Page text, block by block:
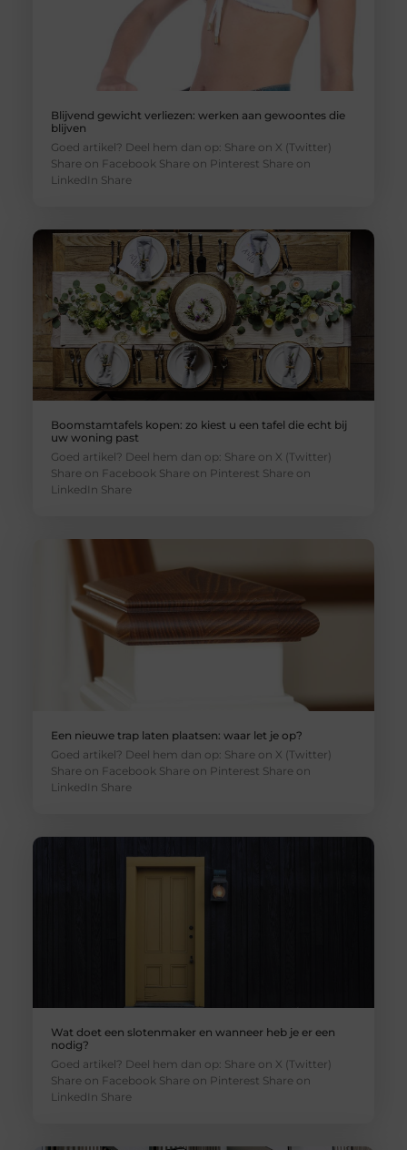
Blijvend gewicht verliezen: werken aan gewoontes die
blijven
Goed artikel? Deel hem dan op: Share on X (Twitter)
Share on Facebook Share on Pinterest Share on
LinkedIn Share
Boomstamtafels kopen: zo kiest u een tafel die echt bij
uw woning past
Goed artikel? Deel hem dan op: Share on X (Twitter)
Share on Facebook Share on Pinterest Share on
LinkedIn Share
Een nieuwe trap laten plaatsen: waar let je op?
Goed artikel? Deel hem dan op: Share on X (Twitter)
Share on Facebook Share on Pinterest Share on
LinkedIn Share
Wat doet een slotenmaker en wanneer heb je er een
nodig?
Goed artikel? Deel hem dan op: Share on X (Twitter)
Share on Facebook Share on Pinterest Share on
LinkedIn Share